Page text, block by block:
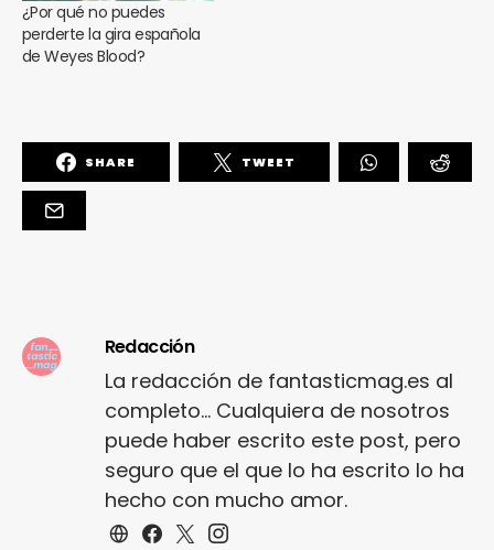
¿Por qué no puedes
perderte la gira española
de Weyes Blood?
SHARE TWEET
Redacción
La redacción de fantasticmag.es al
completo... Cualquiera de nosotros
puede haber escrito este post, pero
seguro que el que lo ha escrito lo ha
hecho con mucho amor.